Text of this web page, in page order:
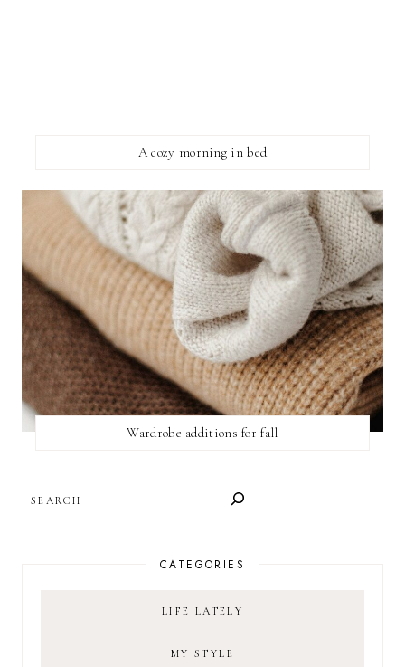
A cozy morning in bed
Wardrobe additions for fall
CATEGORIES
LIFE LATELY
MY STYLE